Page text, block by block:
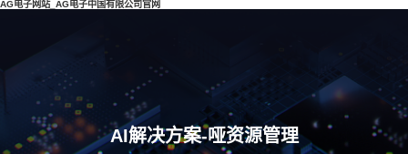
AG电子网站_AG电子中国有限公司官网
AI解决方案-哑资源管理